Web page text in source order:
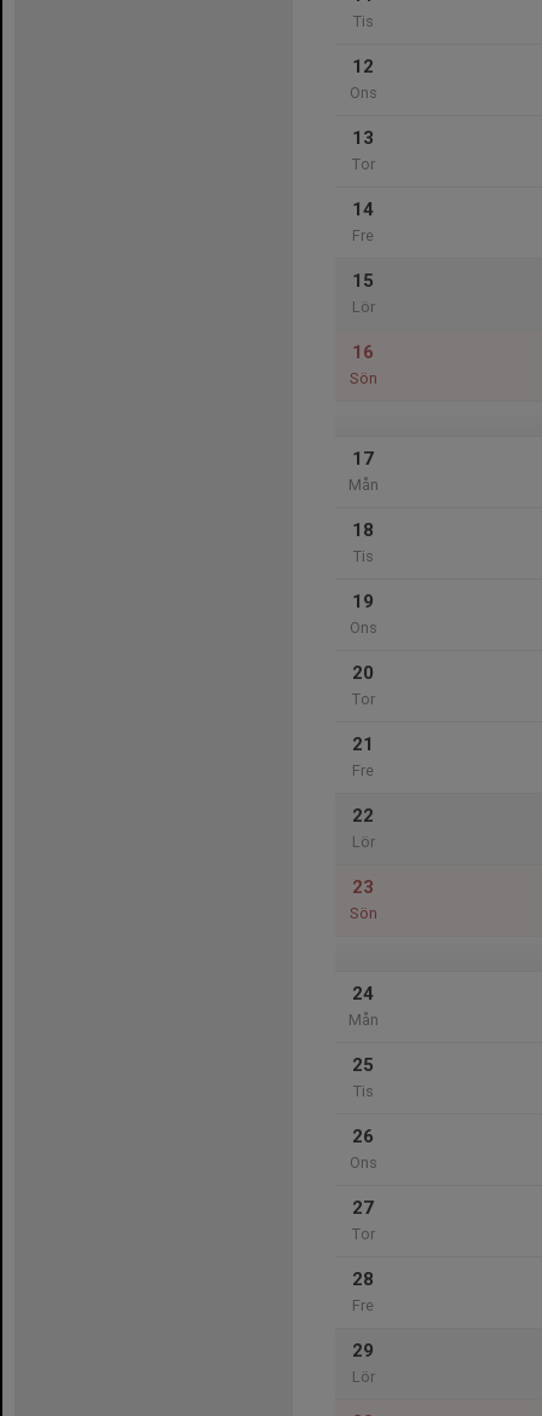
Tis
12
Ons
13
Tor
14
Fre
15
Lör
16
Sön
17
Mån
18
Tis
19
Ons
20
Tor
21
Fre
22
Lör
23
Sön
24
Mån
25
Tis
26
Ons
27
Tor
28
Fre
29
Lör